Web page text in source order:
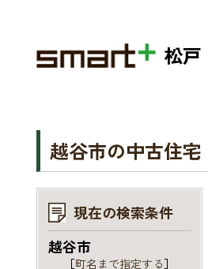
松戸
越谷市の中古住宅
現在の検索条件
越谷市
［町名まで指定する］